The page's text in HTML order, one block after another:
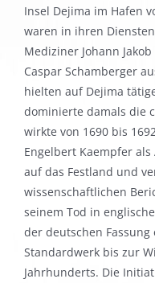
Insel Dejima im Hafen
waren in ihren
Mediziner Johann
Caspar Schamberger
hielten auf Dejima
dominierte damals die
wirkte von 1690 bis
Engelbert Kaempfer
auf das Festland und
wissenschaftlichen
seinem Tod in
der deutschen
Standardwerk bis zur
Jahrhunderts. Die